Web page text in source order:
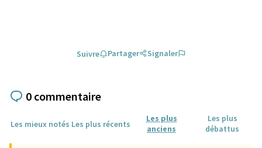
Suivre Partager Signaler
0 commentaire
Les mieux notés Les plus récents
Les plus
anciens
Les plus
débattus